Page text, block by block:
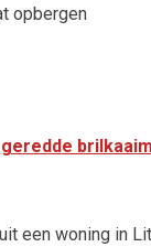
opbergen
een woning in